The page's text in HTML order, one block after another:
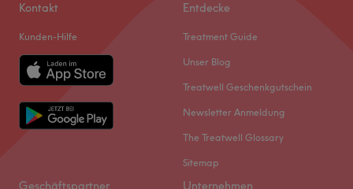
Kontakt
Kunden-Hilfe
Entdecke
Treatment Guide
Unser Blog
Treatwell Geschenkgutschein
Newsletter Anmeldung
The Treatwell Glossary
Sitemap
Geschäftspartner Unternehmen